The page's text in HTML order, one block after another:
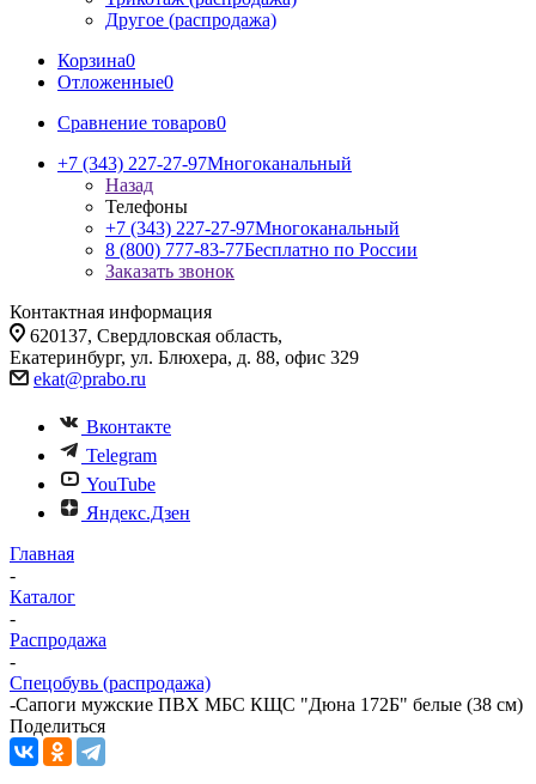
Другое (распродажа)
Корзина0
Отложенные0
Сравнение товаров0
+7 (343) 227-27-97Многоканальный
Назад
Телефоны
+7 (343) 227-27-97Многоканальный
8 (800) 777-83-77Бесплатно по России
Заказать звонок
Контактная информация
620137, Свердловская область,
Екатеринбург, ул. Блюхера, д. 88, офис 329
ekat@prabo.ru
Вконтакте
Telegram
YouTube
Яндекс.Дзен
Главная
-
Каталог
-
Распродажа
-
Спецобувь (распродажа)
-Сапоги мужские ПВХ МБС КЩС "Дюна 172Б" белые (38 см)
Поделиться